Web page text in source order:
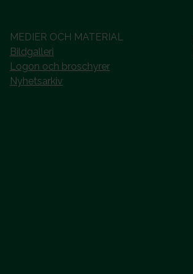
MEDIER OCH MATERIAL
Bildgalleri
Logon och broschyrer
Nyhetsarkiv